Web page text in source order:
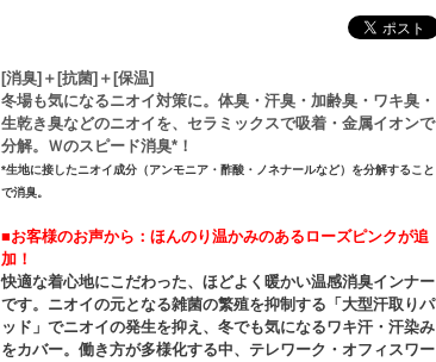
[消臭]＋[抗菌]＋[保温]
冬場も気になるニオイ対策に。体臭・汗臭・加齢臭・ワキ臭・
生乾き臭などのニオイを、セラミックスで吸着・金属イオンで
分解。Ｗのスピード消臭*！
*生地に接したニオイ成分（アンモニア・酢酸・ノネナールなど）を分解すること
で消臭。
■お客様のお声から：ほんのり温かみのあるローズピンクが追
加！
快適な着心地にこだわった、ほどよく暖かい温感消臭インナー
です。ニオイの元となる雑菌の繁殖を抑制する「大型汗取りパ
ッド」でニオイの発生を抑え、冬でも気になるワキ汗・汗染み
をカバー。働き方が多様化する中、テレワーク・オフィスワー